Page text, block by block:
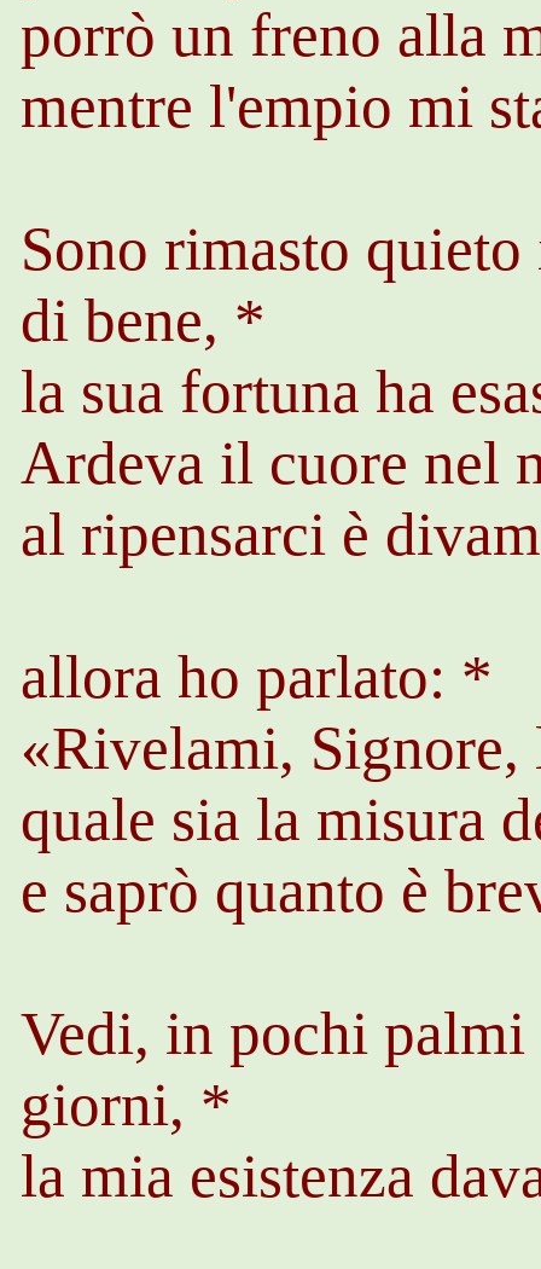
porrò un freno alla
mentre l'empio mi
Sono rimasto
di bene, *
la sua fortuna ha
Ardeva il cuore nel
al ripensarci è
allora ho parlato: *
«Rivelami,
quale sia la misura
e saprò quanto è
Vedi, in pochi
giorni, *
la mia esistenza